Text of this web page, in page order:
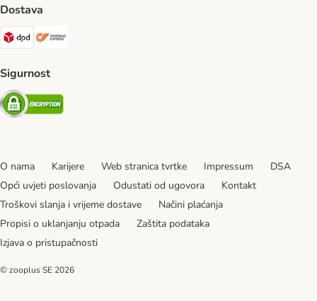
Dostava
DPD Shipping Method
Sigurnost
Security
O nama Karijere Web stranica tvrtke Impressum
DSA
Opći uvjeti poslovanja
Odustati od ugovora
Kontakt
Troškovi slanja i vrijeme dostave
Načini plaćanja
Propisi o uklanjanju otpada
Zaštita podataka
Izjava o pristupačnosti
© zooplus SE 2026